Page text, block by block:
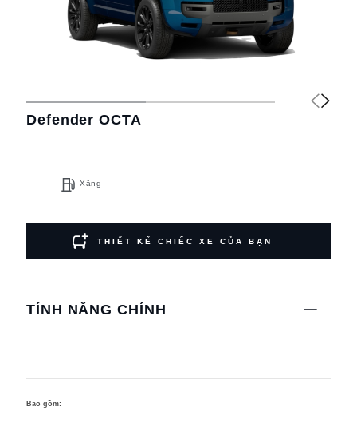
Defender OCTA
Xăng
THIẾT KẾ CHIẾC XE CỦA BẠN
TÍNH NĂNG CHÍNH
Bao gồm: